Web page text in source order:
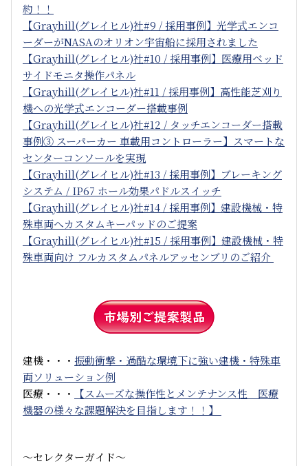
約！！
【Grayhill(グレイヒル)社#9 / 採用事例】光学式エンコ
ーダーがNASAのオリオン宇宙船に採用されました
【Grayhill(グレイヒル)社#10 / 採用事例】医療用ベッド
サイドモニタ操作パネル
【Grayhill(グレイヒル)社#11 / 採用事例】高性能芝刈り
機への光学式エンコーダー搭載事例
【Grayhill(グレイヒル)社#12 / タッチエンコーダー搭載
事例③ スーパーカー 車載用コントローラー】スマートな
センターコンソールを実現
【Grayhill(グレイヒル)社#13 / 採用事例】ブレーキング
システム / IP67 ホール効果パドルスイッチ
【Grayhill(グレイヒル)社#14 / 採用事例】建設機械・特
殊車両へカスタムキーパッドのご提案
【Grayhill(グレイヒル)社#15 / 採用事例】建設機械・特
殊車両向け フルカスタムパネルアッセンブリのご紹介
建機・・・ 振動衝撃・過酷な環境下に強い建機・特殊車
両ソリューション例
医療・・・
【スムーズな操作性とメンテナンス性 医療
機器の様々な課題解決を目指します！！】
～セレクターガイド～